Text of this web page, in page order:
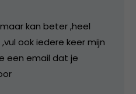
kan beter ,heel
ook iedere keer mijn
een email dat je